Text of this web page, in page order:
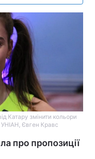
Катару змінити кольори
УНІАН, Євген Кравс
про пропозиції